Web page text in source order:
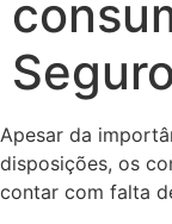
Apesar da
disposições, os
contar com falta